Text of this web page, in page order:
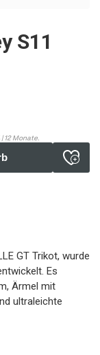
S11
12 Monate.
GT Trikot, wurde
Es
Ärmel mit
ultraleichte